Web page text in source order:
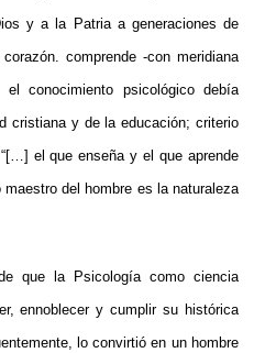
y a la Patria a generaciones de
corazón.comprende -con meridiana
conocimiento psicológico debía
cristiana y de la educación; criterio
el que enseña y el que aprende
del hombre es la naturaleza
que la Psicología como ciencia
ennoblecer y cumplir su histórica
lo convirtió en un hombre